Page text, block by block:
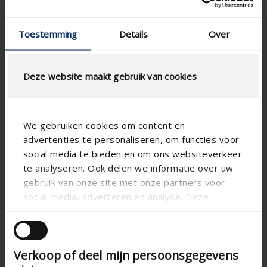
Toestemming Details Over
Deze website maakt gebruik van cookies
We gebruiken cookies om content en
advertenties te personaliseren, om functies voor
social media te bieden en om ons websiteverkeer
te analyseren. Ook delen we informatie over uw
gebruik van onze site met onze partners voor
social media, adverteren en analyse. Deze
andere informatie die u aan ze heeft verstrekt of
die ze hebben verzameld op basis van uw gebruik
van hun services.
Verkoop of deel mijn persoonsgegevens
Technische spezifikationen
Querschnitt (%)
Lamellenabstand (mm)
50
technical.standaardgaastype
technical.ip_klasse
IP2XD
Gesamt Gittertiefe (mm)
K-Faktor (Zufuhr)